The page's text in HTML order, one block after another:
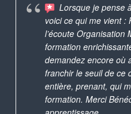
Lorsque je pense
voici ce qui me vient :
l’écoute Organisation
formation
demandez encore où
franchir le seuil de ce
entière, prenant, qui
formation. Merci